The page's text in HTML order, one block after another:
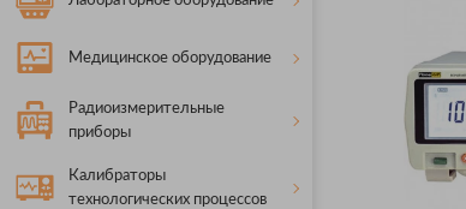
Медицинское оборудование
Радиоизмерительные
приборы
Калибраторы
технологических процессов